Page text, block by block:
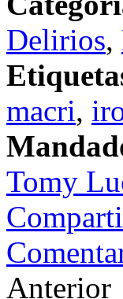
Delirios,
macri,
Tomy
Anterior